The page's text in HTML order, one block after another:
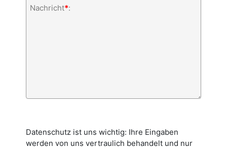
Nachricht*:
Datenschutz ist uns wichtig: Ihre Eingaben
werden von uns vertraulich behandelt und nur